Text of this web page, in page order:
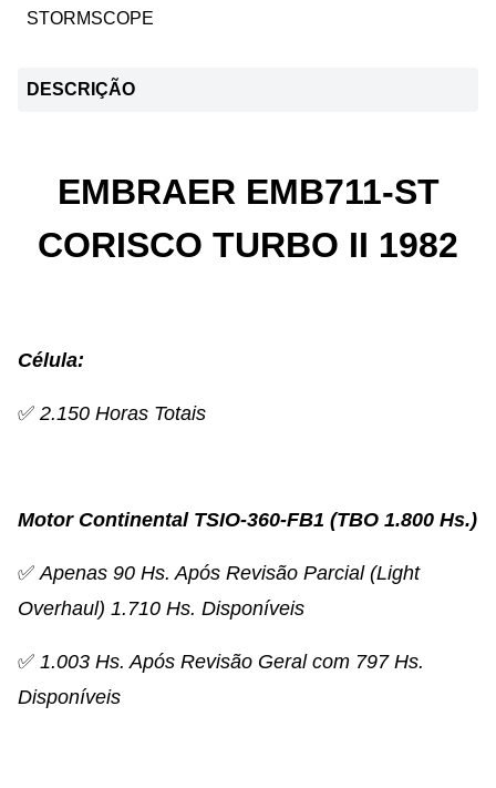
STORMSCOPE
DESCRIÇÃO
EMBRAER EMB711-ST
CORISCO TURBO II 1982
Célula:
✅ 2.150 Horas Totais
Motor Continental TSIO-360-FB1 (TBO 1.800 Hs.)
✅ Apenas 90 Hs. Após Revisão Parcial (Light
Overhaul) 1.710 Hs. Disponíveis
✅ 1.003 Hs. Após Revisão Geral com 797 Hs.
Disponíveis